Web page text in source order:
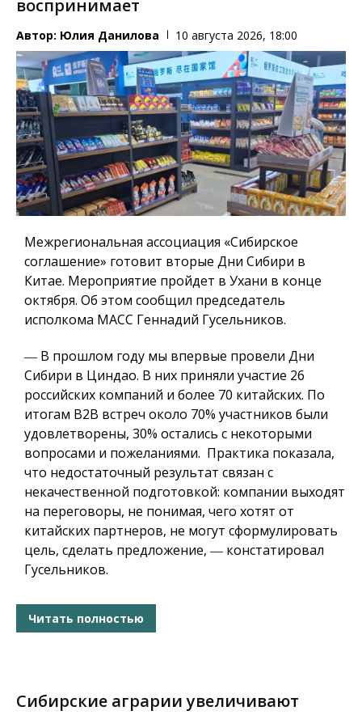
воспринимает
Автор: Юлия Данилова 10 августа 2026, 18:00
Межрегиональная ассоциация «Сибирское
соглашение» готовит вторые Дни Сибири в
Китае. Мероприятие пройдет в Ухани в конце
октября. Об этом сообщил председатель
исполкома МАСС Геннадий Гусельников.
― В прошлом году мы впервые провели Дни
Сибири в Циндао. В них приняли участие 26
российских компаний и более 70 китайских. По
итогам B2B встреч около 70% участников были
удовлетворены, 30% остались с некоторыми
вопросами и пожеланиями. Практика показала,
что недостаточный результат связан с
некачественной подготовкой: компании выходят
на переговоры, не понимая, чего хотят от
китайских партнеров, не могут сформулировать
цель, сделать предложение, ― констатировал
Гусельников.
Читать полностью
Сибирские аграрии увеличивают